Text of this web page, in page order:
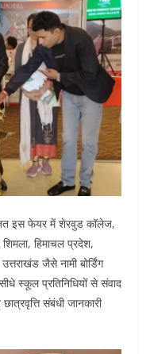
इस फेयर में शेरवुड कॉलेज,
हिमाचल प्रदेश,
जैसे नामी बोर्डिंग
स्कूल प्रतिनिधियों से संवाद
संबंधी जानकारी